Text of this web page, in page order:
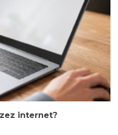
internet?